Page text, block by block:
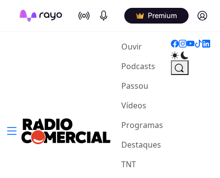
On Air Podcasts Premium Log in
Ouvir(current)
Podcasts
Passou
Vídeos
Programas
Destaques
TNT